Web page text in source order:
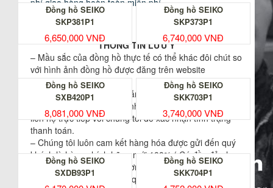
Cần chú ý rằngdong hophải được thay Pin ngay khi
hết Pin và phải được thay bằng đúng chủng loại Pin.
Mặc dù, hiện nay Pin được chế tạo tốt, nhưng khi Pin
hết hạn có thể bị gỉ và gây hư hại tới các bộ phận khác
của đồng hồ.
Mỗi khi thay Pin đồng hồ đều được kiểm tra IC, goăng
chống nước và các chi tiết liên quan.
3. BẢO DƯỠNG – LAU DẦU:
Bộ máy của đồng hồ được cấu thành từ rất nhiều bộ
phận khác nhau, các bộ phận kết hợp với nhau hoạt
phí giao hàng hoàn toàn miễn phí.
THÔNG TIN LƯU Ý
– Mầu sắc của đồng hồ thực tế có thể khác đôi chút so
với hình ảnh đồng hồ được đăng trên website
donghoduyanh.com.
– Để tránh sai sót, nhầm lẫn và rủi ro đáng tiếc, ngay
sau khi chuyển khoản thành công. Quý khách vui lòng
liên hệ trực tiếp với chúng tôi để xác nhận tình trạng
thanh toán.
– Chúng tôi luôn cam kết hàng hóa được gửi đến quý
khách là hàng chính hãng mới 100% ( Có đầy đủ phụ
kiện đi kèm, đầy đủ hóa đơn và thẻ bảo hành chính
hãng). Những rủi ro trong quá trình vận chuyển có thể
Đồng hồ SEIKO
SKP381P1
6,650,000 VNĐ
Đồng hồ SEIKO
SKP373P1
6,740,000 VNĐ
Đồng hồ SEIKO
SXB420P1
8,081,000 VNĐ
Đồng hồ SEIKO
SKK703P1
3,740,000 VNĐ
Đồng hồ SEIKO
SXDB93P1
Đồng hồ SEIKO
SKK704P1